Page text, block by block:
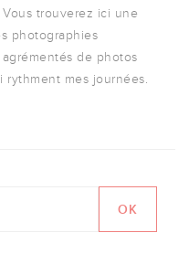
trouverez ici une
photographies
de photos
rythment mes journées.